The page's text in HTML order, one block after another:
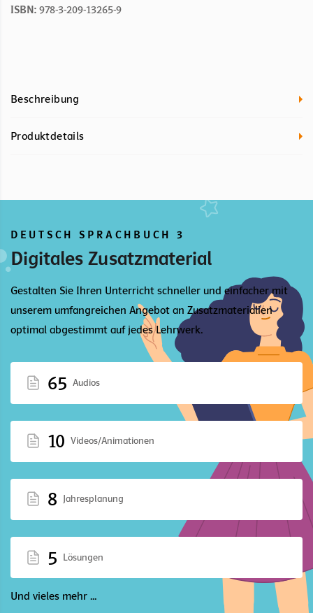
ISBN: 978-3-209-13265-9
Beschreibung
Produktdetails
DEUTSCH SPRACHBUCH 3
Digitales Zusatzmaterial
Gestalten Sie Ihren Unterricht schneller und einfacher mit
unserem umfangreichen Angebot an Zusatzmaterialien
optimal abgestimmt auf jedes Lehrwerk.
65 Audios
10 Videos/Animationen
8 Jahresplanung
5 Lösungen
Und vieles mehr ...